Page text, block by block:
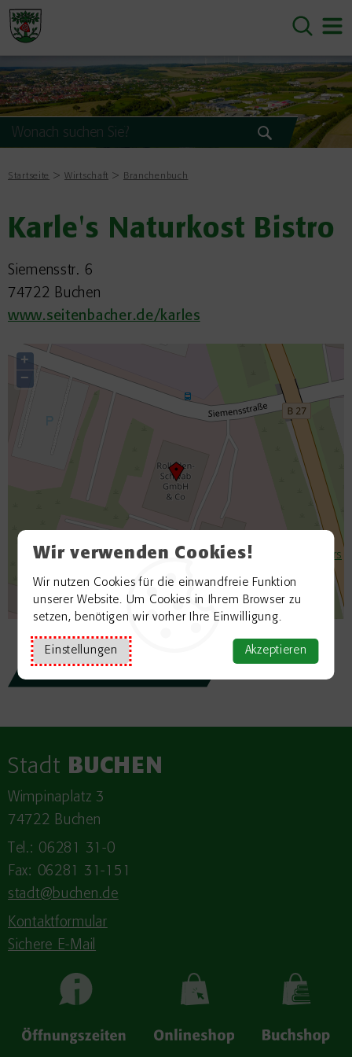
Wir verwenden Cookies!
Wir nutzen Cookies für die einwandfreie Funktion
unserer Website. Um Cookies in Ihrem Browser zu
setzen, benötigen wir vorher Ihre Einwilligung.
Einstellungen Akzeptieren
Startseite Wirtschaft Branchenbuch
Karle's Naturkost Bistro
Siemensstr. 6
74722 Buchen
www.seitenbacher.de/karles
+
−
©OpenStreetMap contributors
Zurück zur Übersicht
Stadt BUCHEN
Wimpinaplatz 3
74722 Buchen
Tel.: 06281 31-0
Fax: 06281 31-151
stadt@buchen.de
Kontaktformular
Sichere E-Mail